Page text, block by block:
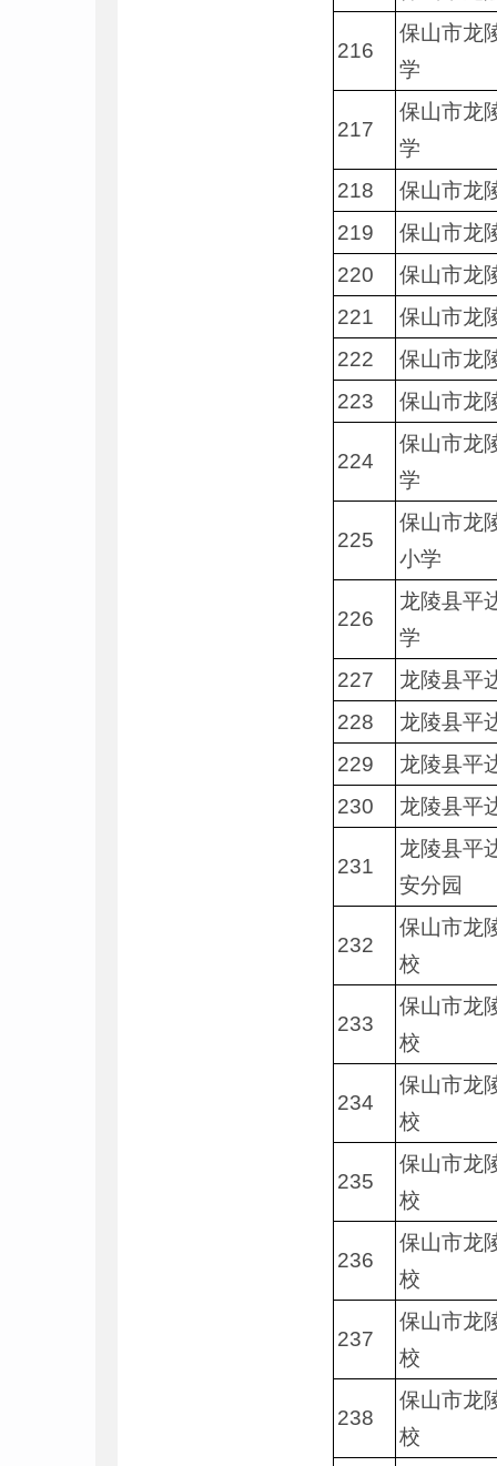
216
保山市龙
学
217
保山市龙
学
218
保山市龙
219
保山市龙
220
保山市龙
221
保山市龙
222
保山市龙
223
保山市龙
224
保山市龙
学
225
保山市龙
小学
226
龙陵县平
学
227
龙陵县平
228
龙陵县平
229
龙陵县平
230
龙陵县平
231
龙陵县平
安分园
232
保山市龙
校
233
保山市龙
校
234
保山市龙
校
235
保山市龙
校
236
保山市龙
校
237
保山市龙
校
238
保山市龙
校